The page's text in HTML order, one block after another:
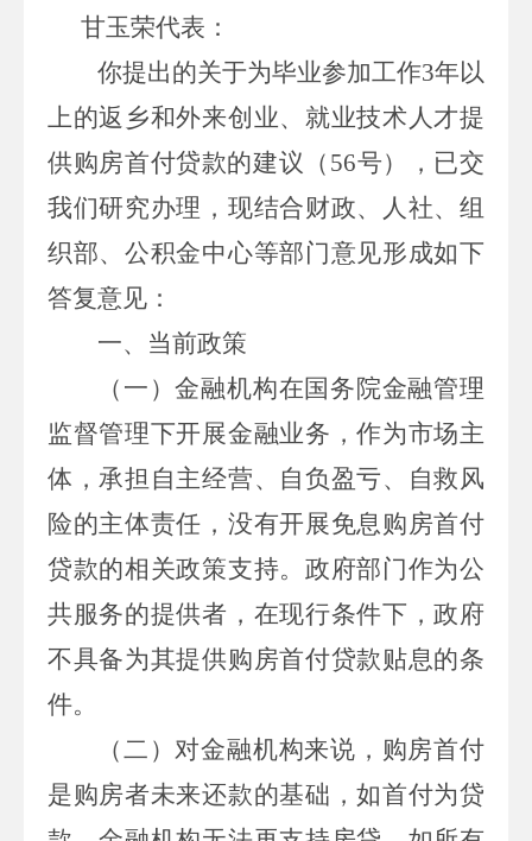
甘玉荣代表：
你提出的关于为毕业参加工作3年以
上的返乡和外来创业、就业技术人才提
供购房首付贷款的建议 （ 56号），已交
我们研究办理，现结合财政、人社、组
织部、公积金中心等部门意见形成如下
答复意见：
一、当前政策
（一）金融机构在国务院金融管理
监督管理下开展金融业务，作为市场主
体，承担自主经营、自负盈亏、自救风
险的主体责任，没有开展免息购房首付
贷款的相关政策支持。政府部门作为公
共服务的提供者，在现行条件下，政府
不具备为其提供购房首付贷款贴息的条
件。
（二）对金融机构来说，购房首付
是购房者未来还款的基础，如首付为贷